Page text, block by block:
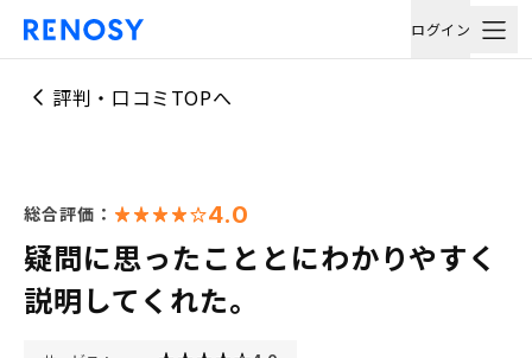
ログイン
評判・口コミTOPへ
総合評価： 4.0
疑問に思ったこととにわかりやすく
説明してくれた。